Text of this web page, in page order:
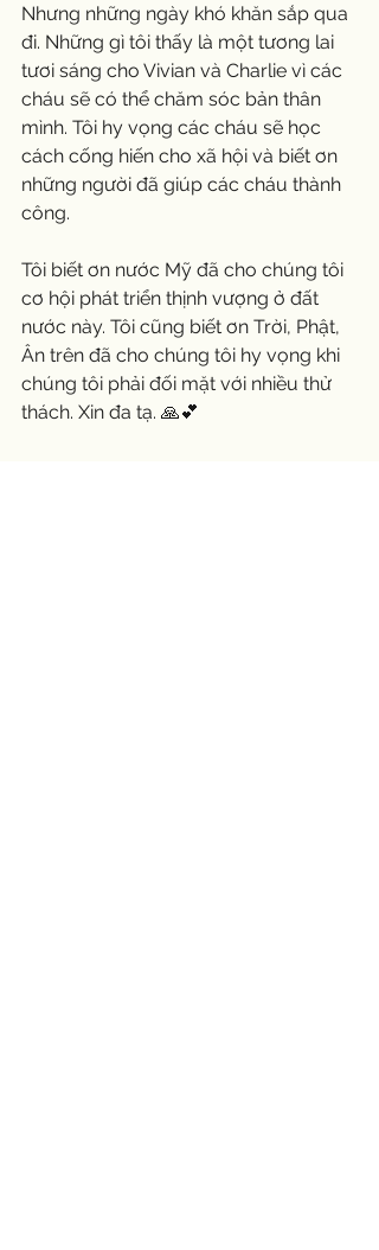
Nhưng những ngày khó khăn sắp qua
đi. Những gì tôi thấy là một tương lai
tươi sáng cho Vivian và Charlie vì các
cháu sẽ có thể chăm sóc bản thân
mình. Tôi hy vọng các cháu sẽ học
cách cống hiến cho xã hội và biết ơn
những người đã giúp các cháu thành
công.
Tôi biết ơn nước Mỹ đã cho chúng tôi
cơ hội phát triển thịnh vượng ở đất
nước này. Tôi cũng biết ơn Trời, Phật,
Ân trên đã cho chúng tôi hy vọng khi
chúng tôi phải đối mặt với nhiều thử
thách. Xin đa tạ. 🙏💕